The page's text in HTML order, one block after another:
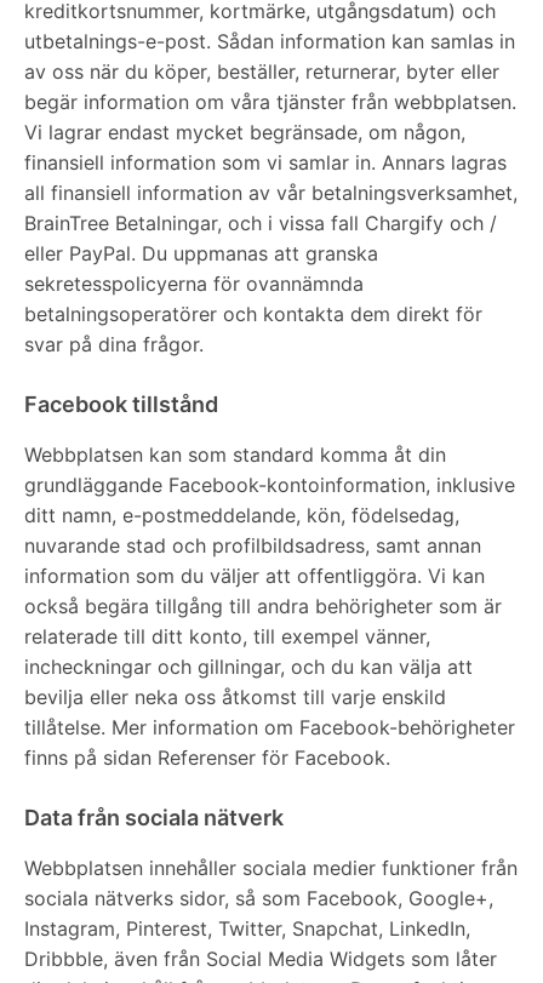
kreditkortsnummer, kortmärke, utgångsdatum) och
utbetalnings-e-post. Sådan information kan samlas in
av oss när du köper, beställer, returnerar, byter eller
begär information om våra tjänster från webbplatsen.
Vi lagrar endast mycket begränsade, om någon,
finansiell information som vi samlar in. Annars lagras
all finansiell information av vår betalningsverksamhet,
BrainTree Betalningar, och i vissa fall Chargify och /
eller PayPal. Du uppmanas att granska
sekretesspolicyerna för ovannämnda
betalningsoperatörer och kontakta dem direkt för
svar på dina frågor.
Facebook tillstånd
Webbplatsen kan som standard komma åt din
grundläggande Facebook-kontoinformation, inklusive
ditt namn, e-postmeddelande, kön, födelsedag,
nuvarande stad och profilbildsadress, samt annan
information som du väljer att offentliggöra. Vi kan
också begära tillgång till andra behörigheter som är
relaterade till ditt konto, till exempel vänner,
incheckningar och gillningar, och du kan välja att
bevilja eller neka oss åtkomst till varje enskild
tillåtelse. Mer information om Facebook-behörigheter
finns på sidan Referenser för Facebook.
Data från sociala nätverk
Webbplatsen innehåller sociala medier funktioner från
sociala nätverks sidor, så som Facebook, Google+,
Instagram, Pinterest, Twitter, Snapchat, LinkedIn,
Dribbble, även från Social Media Widgets som låter